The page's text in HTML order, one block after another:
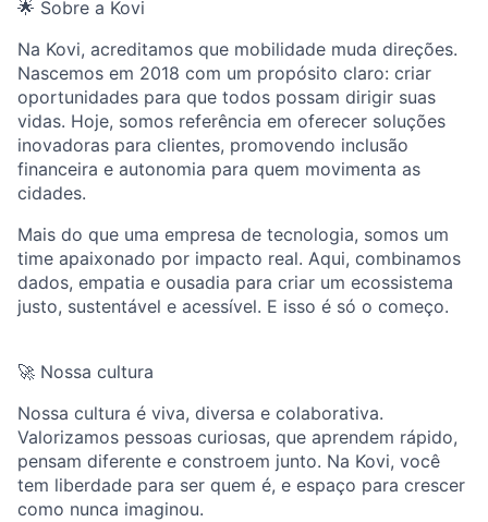
🌟 Sobre a Kovi
Na Kovi, acreditamos que mobilidade muda direções.
Nascemos em 2018 com um propósito claro: criar
oportunidades para que todos possam dirigir suas
vidas. Hoje, somos referência em oferecer soluções
inovadoras para clientes, promovendo inclusão
financeira e autonomia para quem movimenta as
cidades.
Mais do que uma empresa de tecnologia, somos um
time apaixonado por impacto real. Aqui, combinamos
dados, empatia e ousadia para criar um ecossistema
justo, sustentável e acessível. E isso é só o começo.
🚀 Nossa cultura
Nossa cultura é viva, diversa e colaborativa.
Valorizamos pessoas curiosas, que aprendem rápido,
pensam diferente e constroem junto. Na Kovi, você
tem liberdade para ser quem é, e espaço para crescer
como nunca imaginou.